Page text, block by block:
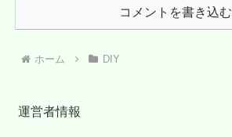
コメントを書き込む
ホーム DIY
運営者情報